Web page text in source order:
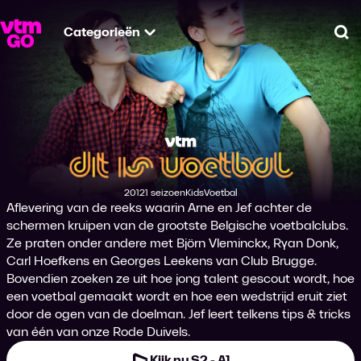
Categorieën
Dit Is Voetbal
Productiejaar
20121 seizoen
Genre
Kids
Genre
Voetbal
Aflevering van de reeks waarin Arne en Jef achter de
schermen kruipen van de grootste Belgische voetbalclubs.
Ze praten onder andere met Björn Vleminckx, Ryan Donk,
Carl Hoefkens en Georges Leekens van Club Brugge.
Bovendien zoeken ze uit hoe jong talent gescout wordt, hoe
een voetbal gemaakt wordt en hoe een wedstrijd eruit ziet
door de ogen van de doelman. Jef leert telkens tips & tricks
van één van onze Rode Duivels.